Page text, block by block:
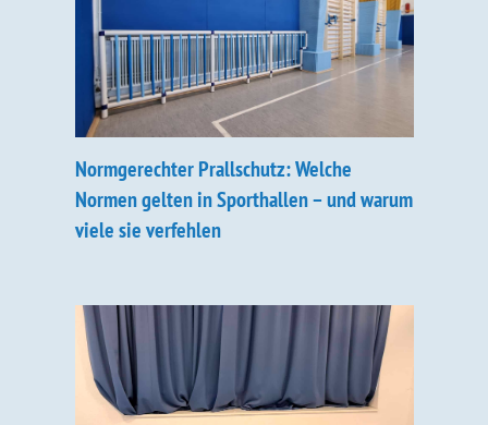
Normgerechter Prallschutz: Welche
Normen gelten in Sporthallen – und warum
viele sie verfehlen